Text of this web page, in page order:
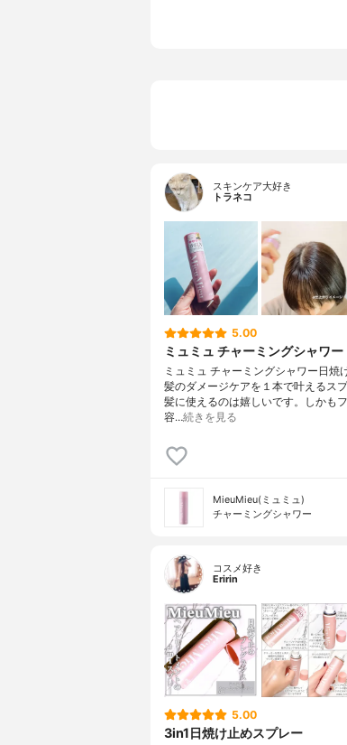
スキンケア大好き
トラネコ
5.00
ミュミュ チャーミングシャワー
ミュミュ チャーミングシャワー日焼
髪のダメージケアを１本で叶えるス
髪に使えるのは嬉しいです。しかも
容…続きを見る
MieuMieu(ミュミュ)
チャーミングシャワー
コスメ好き
Eririn
5.00
3in1日焼け止めスプレー